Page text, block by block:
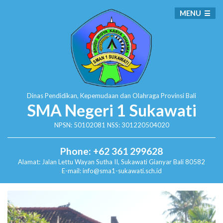
Dinas Pendidikan, Kepemudaan dan Olahraga Provinsi Bali
SMA Negeri 1 Sukawati
NPSN: 50102081 NSS: 301220504020
Phone: +62 361 299628
Alamat: Jalan Lettu Wayan Sutha II, SukawatiGianyar Bali 80582
E-mail: info@sma1-sukawati.sch.id
MENU